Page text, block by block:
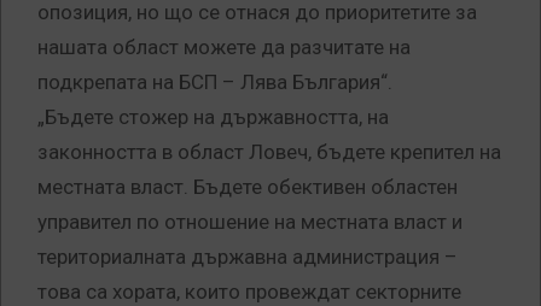
опозиция, но що се отнася до приоритетите за
нашата област можете да разчитате на
подкрепата на БСП – Лява България“.
„Бъдете стожер на държавността, на
законността в област Ловеч, бъдете крепител на
местната власт. Бъдете обективен областен
управител по отношение на местната власт и
териториалната държавна администрация –
това са хората, които провеждат секторните